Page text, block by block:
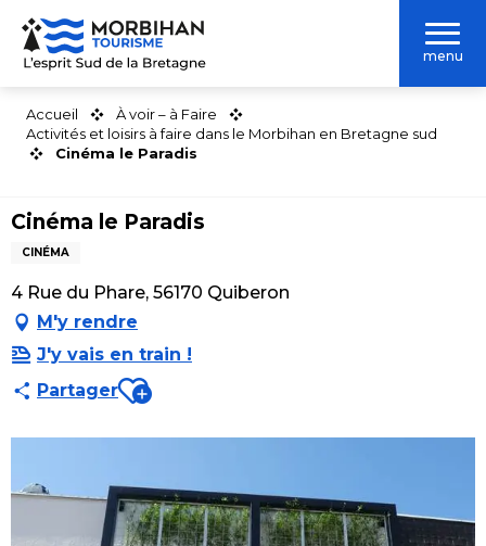
Aller
contenu
menu
Accueil
À voir – à Faire
Activités et loisirs à faire dans le Morbihan en Bretagne sud
Cinéma le Paradis
Cinéma le Paradis
CINÉMA
4 Rue du Phare, 56170 Quiberon
M'y rendre
J'y vais en train !
PartagerAjouter aux favoris